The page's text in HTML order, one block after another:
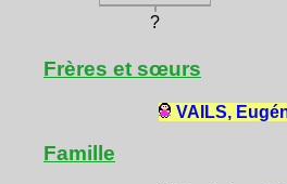
?
Frères et sœurs
VAILS,
Famille